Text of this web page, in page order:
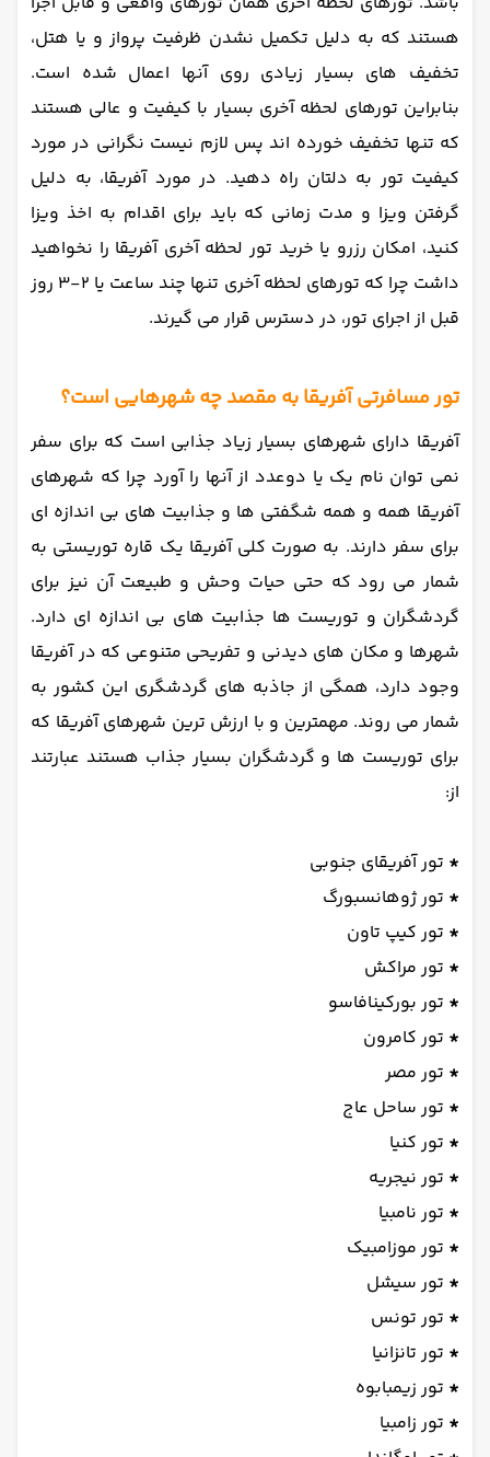
هستند که به دلیل تکمیل نشدن ظرفیت پرواز و یا هتل،
تخفیف های بسیار زیادی روی آنها اعمال شده است.
بنابراین تورهای لحظه آخری بسیار با کیفیت و عالی هستند
که تنها تخفیف خورده اند پس لازم نیست نگرانی در مورد
کیفیت تور به دلتان راه دهید. در مورد آفریقا، به دلیل
گرفتن ویزا و مدت زمانی که باید برای اقدام به اخذ ویزا
کنید، امکان رزرو یا خرید تور لحظه آخری آفریقا را نخواهید
داشت چرا که تورهای لحظه آخری تنها چند ساعت یا 2-3 روز
قبل از اجرای تور، در دسترس قرار می گیرند.
تور مسافرتی آفریقا به مقصد چه شهرهایی است؟
آفریقا دارای شهرهای بسیار زیاد جذابی است که برای سفر
نمی توان نام یک یا دوعدد از آنها را آورد چرا که شهرهای
آفریقا همه و همه شگفتی ها و جذابیت های بی اندازه ای
برای سفر دارند. به صورت کلی آفریقا یک قاره توریستی به
شمار می رود که حتی حیات وحش و طبیعت آن نیز برای
گردشگران و توریست ها جذابیت های بی اندازه ای دارد.
شهرها و مکان های دیدنی و تفریحی متنوعی که در آفریقا
وجود دارد، همگی از جاذبه های گردشگری این کشور به
شمار می روند. مهمترین و با ارزش ترین شهرهای آفریقا که
برای توریست ها و گردشگران بسیار جذاب هستند عبارتند
از:
* تور آفریقای جنوبی
* تور ژوهانسبورگ
* تور کیپ تاون
* تور مراکش
* تور بورکینافاسو
* تور کامرون
* تور مصر
* تور ساحل عاج
* تور کنیا
* تور نیجریه
* تور نامبیا
* تور موزامبیک
* تور سیشل
* تور تونس
* تور تانزانیا
* تور زیمبابوه
* تور زامبیا